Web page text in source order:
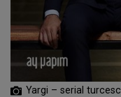
Yargi – serial turcesc